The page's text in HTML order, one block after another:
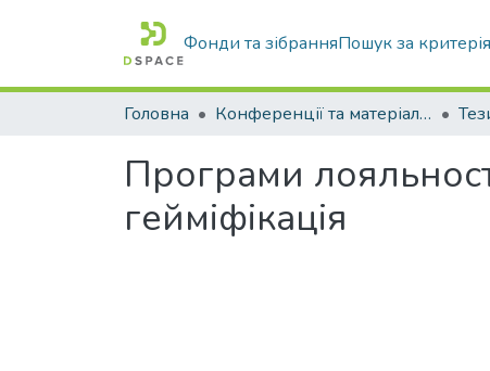
Фонди та зібранняПошук за
Головна Конференції та матеріали конференцій
Програми
гейміфікація